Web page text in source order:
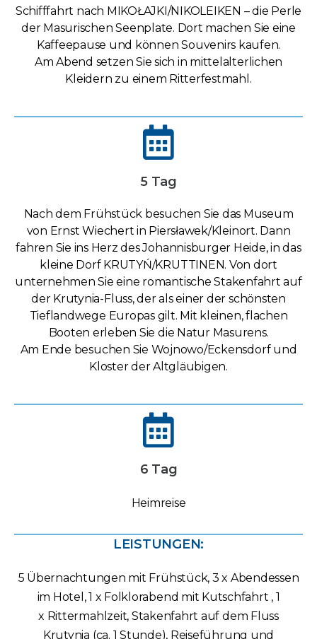
Schifffahrt nach MIKOŁAJKI/NIKOLEIKEN – die Perle
der Masurischen Seenplate. Dort machen Sie eine
Kaffeepause und können Souvenirs kaufen.
Am Abend setzen Sie sich in mittelalterlichen
Kleidern zu einem Ritterfestmahl.
5 Tag
Nach dem Frühstück besuchen Sie das Museum
von Ernst Wiechert in Piersławek/Kleinort. Dann
fahren Sie ins Herz des Johannisburger Heide, in das
kleine Dorf KRUTYŃ/KRUTTINEN. Von dort
unternehmen Sie eine romantische Stakenfahrt auf
der Krutynia-Fluss, der als einer der schönsten
Tieflandwege Europas gilt. Mit kleinen, flachen
Booten erleben Sie die Natur Masurens.
Am Ende besuchen Sie Wojnowo/Eckensdorf und
Kloster der Altgläubigen.
6 Tag
Heimreise
LEISTUNGEN:
5 Übernachtungen mit Frühstück, 3 x Abendessen
im Hotel, 1 x Folklorabend mit Kutschfahrt , 1
x Rittermahlzeit, Stakenfahrt auf dem Fluss
Krutynia (ca. 1 Stunde), Reiseführung und